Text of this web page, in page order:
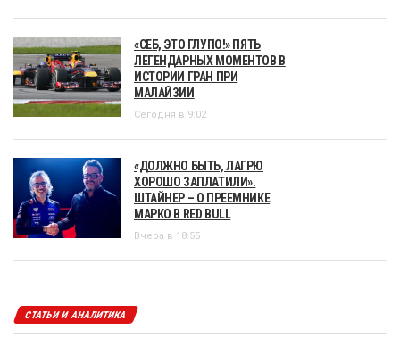
«СЕБ, ЭТО ГЛУПО!» ПЯТЬ
ЛЕГЕНДАРНЫХ МОМЕНТОВ В
ИСТОРИИ ГРАН ПРИ
МАЛАЙЗИИ
Сегодня в 9:02
«ДОЛЖНО БЫТЬ, ЛАГРЮ
ХОРОШО ЗАПЛАТИЛИ».
ШТАЙНЕР – О ПРЕЕМНИКЕ
МАРКО В RED BULL
Вчера в 18:55
СТАТЬИ И АНАЛИТИКА